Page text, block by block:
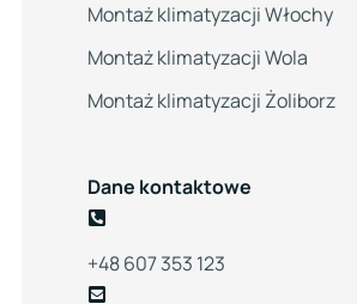
Montaż klimatyzacji Włochy
Montaż klimatyzacji Wola
Montaż klimatyzacji Żoliborz
Dane kontaktowe
+48 607 353 123